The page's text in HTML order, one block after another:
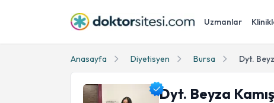
Uzmanlar
Anasayfa Diyetisyen Bursa Dyt.
Dyt. Beyza Kamış